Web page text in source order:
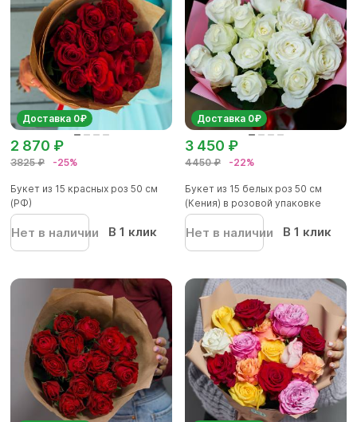
Доставка 0₽
3825 ₽ -25%
2 870 ₽
Букет из 15 красных роз 50 см
(РФ)
Нет в наличии В 1 клик
Доставка 0₽
4450 ₽ -22%
3 450 ₽
Букет из 15 белых роз 50 см
(Кения) в розовой упаковке
Нет в наличии В 1 клик